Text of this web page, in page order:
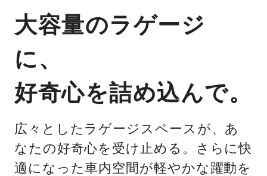
大容量のラゲージ
に、
好奇心を詰め込んで。
広々としたラゲージスペースが、あ
なたの好奇心を受け止める。さらに快
適になった車内空間が軽やかな躍動を